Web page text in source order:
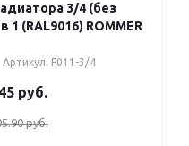
3/4 (без
1 (RAL9016) ROMMER
Артикул: F011-3/4
руб.
руб.